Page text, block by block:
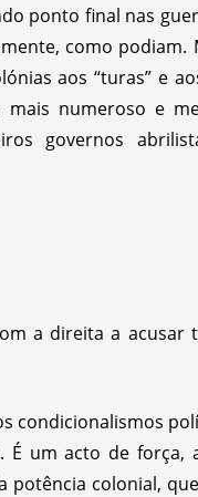
ponto final nas
como podiam.
aos “turas” e
numeroso e
governos
a direita a
condicionalismos
É um acto de força,
potência colonial,